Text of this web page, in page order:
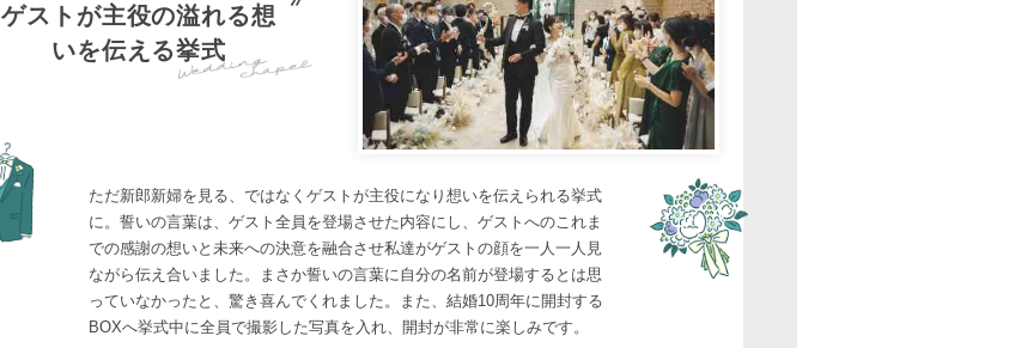
ゲストが主役の溢れる想
いを伝える挙式
ただ新郎新婦を見る、ではなくゲストが主役になり想いを伝えられる挙式
に。誓いの言葉は、ゲスト全員を登場させた内容にし、ゲストへのこれま
での感謝の想いと未来への決意を融合させ私達がゲストの顔を一人一人見
ながら伝え合いました。まさか誓いの言葉に自分の名前が登場するとは思
っていなかったと、驚き喜んでくれました。また、結婚10周年に開封する
BOXへ挙式中に全員で撮影した写真を入れ、開封が非常に楽しみです。